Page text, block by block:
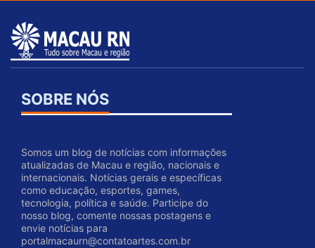
SOBRE NÓS
Somos um blog de notícias com informações
atualizadas de Macau e região, nacionais e
internacionais. Notícias gerais e específicas
como educação, esportes, games,
tecnologia, política e saúde. Participe do
nosso blog, comente nossas postagens e
envie notícias para
portalmacaurn@contatoartes.com.br